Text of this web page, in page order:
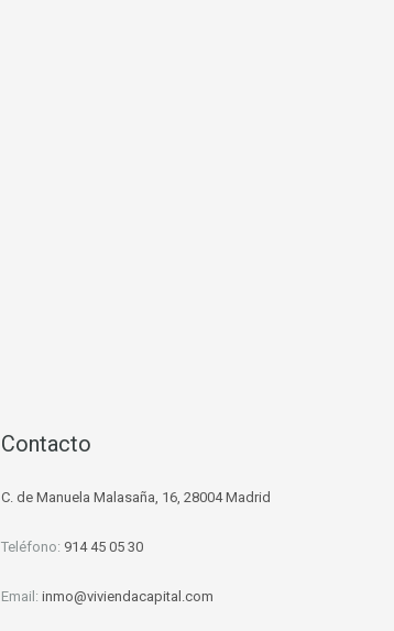
Contacto
C. de Manuela Malasaña, 16, 28004 Madrid
Teléfono: 914 45 05 30
Email: inmo@viviendacapital.com